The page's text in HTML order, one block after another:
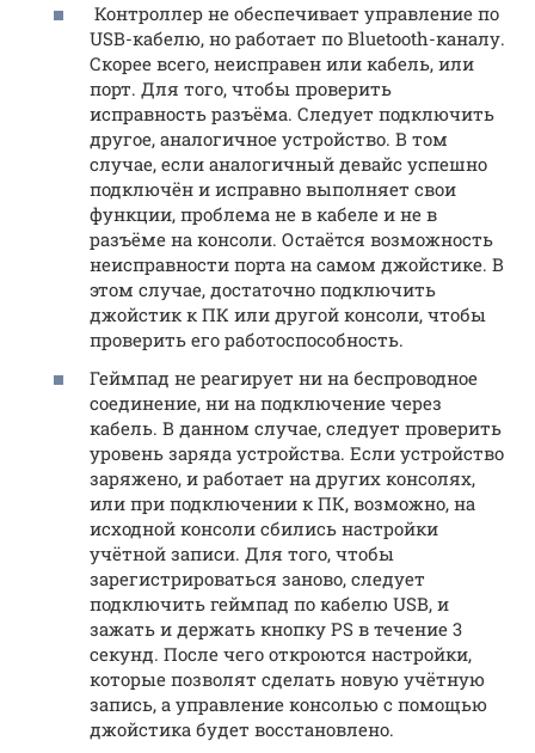
Контроллер не обеспечивает управление по
USB-кабелю, но работает по Bluetooth-каналу.
Скорее всего, неисправен или кабель, или
порт. Для того, чтобы проверить
исправность разъёма. Следует подключить
другое, аналогичное устройство. В том
случае, если аналогичный девайс успешно
подключён и исправно выполняет свои
функции, проблема не в кабеле и не в
разъёме на консоли. Остаётся возможность
неисправности порта на самом джойстике. В
этом случае, достаточно подключить
джойстик к ПК или другой консоли, чтобы
проверить его работоспособность.
Геймпад не реагирует ни на беспроводное
соединение, ни на подключение через
кабель. В данном случае, следует проверить
уровень заряда устройства. Если устройство
заряжено, и работает на других консолях,
или при подключении к ПК, возможно, на
исходной консоли сбились настройки
учётной записи. Для того, чтобы
зарегистрироваться заново, следует
подключить геймпад по кабелю USB, и
зажать и держать кнопку PS в течение 3
секунд. После чего откроются настройки,
которые позволят сделать новую учётную
запись, а управление консолью с помощью
джойстика будет восстановлено.